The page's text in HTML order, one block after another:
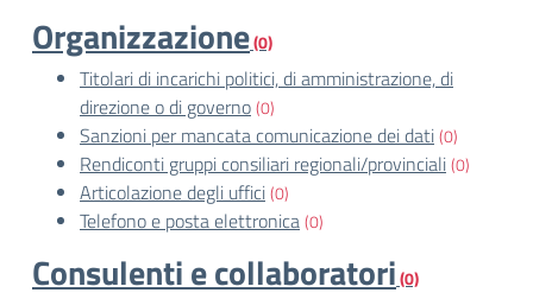
Organizzazione(0)
Titolari di incarichi politici, di amministrazione, di
direzione o di governo(0)
Sanzioni per mancata comunicazione dei dati(0)
Rendiconti gruppi consiliari regionali/provinciali(0)
Articolazione degli uffici(0)
Telefono e posta elettronica(0)
Consulenti e collaboratori(0)